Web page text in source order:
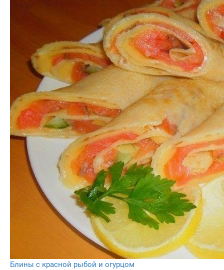
Блины с красной рыбой и огурцом